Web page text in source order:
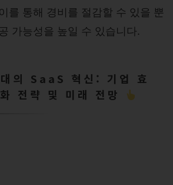
를 통해 경비를 절감할 수 있을 뿐
가능성을 높일 수 있습니다.
의 SaaS 혁신: 기업 효
전략 및 미래 전망